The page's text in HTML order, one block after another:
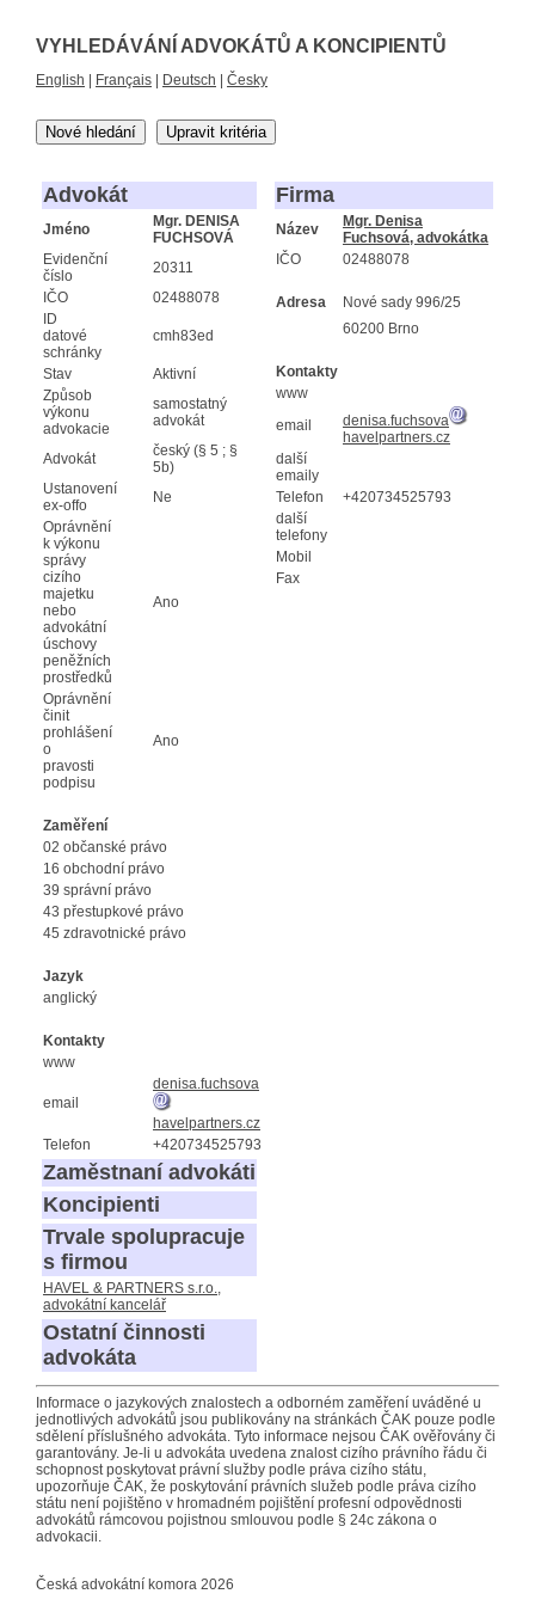
VYHLEDÁVÁNÍ ADVOKÁTŮ A KONCIPIENTŮ
English Français Deutsch Česky
Nové hledání Upravit kritéria
Advokát
Jméno
Mgr. DENISA
FUCHSOVÁ
Evidenční
číslo
20311
IČO
02488078
ID
datové
schránky
cmh83ed
Stav
Aktivní
Způsob
výkonu
advokacie
samostatný
advokát
Advokát
český (§ 5 ; §
5b)
Ustanovení
ex-offo
Ne
Oprávnění
k výkonu
správy
cizího
majetku
nebo
advokátní
úschovy
peněžních
prostředků
Ano
Oprávnění
činit
prohlášení
o
pravosti
podpisu
Ano
Zaměření
02 občanské právo
16 obchodní právo
39 správní právo
43 přestupkové právo
45 zdravotnické právo
Jazyk
anglický
Kontakty
www
email
denisa.fuchsova
havelpartners.cz
Telefon
+420734525793
Zaměstnaní advokáti
Koncipienti
Trvale spolupracuje
s firmou
HAVEL & PARTNERS s.r.o.,
advokátní kancelář
Ostatní činnosti
advokáta
Firma
Název
Mgr. Denisa
Fuchsová, advokátka
IČO
02488078
Adresa
Nové sady 996/25
60200 Brno
Kontakty
www
email
denisa.fuchsova
havelpartners.cz
další
emaily
Telefon
+420734525793
další
telefony
Mobil
Fax
Informace o jazykových znalostech a odborném zaměření uváděné u
jednotlivých advokátů jsou publikovány na stránkách ČAK pouze podle
sdělení příslušného advokáta. Tyto informace nejsou ČAK ověřovány či
garantovány. Je-li u advokáta uvedena znalost cizího právního řádu či
schopnost poskytovat právní služby podle práva cizího státu,
upozorňuje ČAK, že poskytování právních služeb podle práva cizího
státu není pojištěno v hromadném pojištění profesní odpovědnosti
advokátů rámcovou pojistnou smlouvou podle § 24c zákona o
advokacii.
Česká advokátní komora 2026